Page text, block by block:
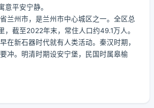
意平安宁静。
兰州市，是兰州市中心城区之一。全区总
，截至2022年末，常住人口约49.1万人。
在新石器时代就有人类活动。秦汉时期，
冲。明清时期设安宁堡，民国时属皋榆